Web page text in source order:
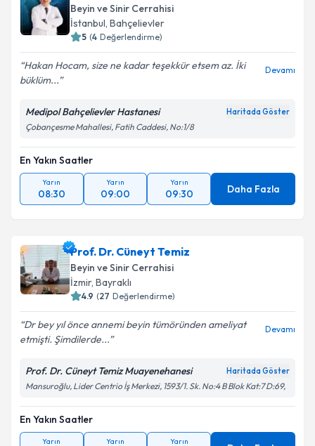
Beyin ve Sinir Cerrahisi
İstanbul, Bahçelievler
5 (4 Değerlendirme)
Hakan Hocam, size ne kadar teşekkür etsem az. İki
büklüm...
Devamı
Medipol Bahçelievler Hastanesi Haritada Göster
Çobançesme Mahallesi, Fatih Caddesi, No:1/8
En Yakın Saatler
Yarın
08:30
Yarın
09:00
Yarın
09:30 Daha Fazla
Prof. Dr. Cüneyt Temiz
Beyin ve Sinir Cerrahisi
İzmir, Bayraklı
4.9 (27 Değerlendirme)
Dr bey yıl önce annemi beyin tümöründen ameliyat
etmişti. Şimdilerde...
Devamı
Prof. Dr. Cüneyt Temiz Muayenehanesi Haritada Göster
Mansuroğlu, Lider Centrio İş Merkezi, 1593/1. Sk. No:4 B Blok Kat:7 D:69,
En Yakın Saatler
Yarın Yarın Yarın